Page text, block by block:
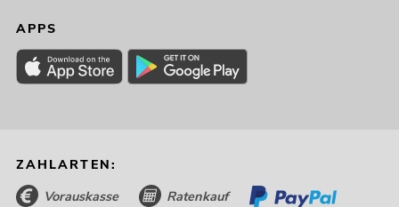
APPS
ZAHLARTEN:
Vorauskasse Ratenkauf